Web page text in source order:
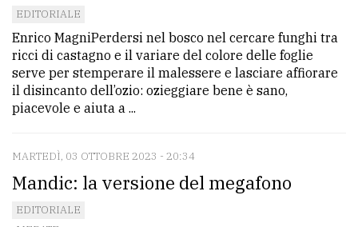
PRIVACY
Privacy
policy
EDITORIALE
Enrico MagniPerdersi nel bosco nel cercare funghi tra
ricci di castagno e il variare del colore delle foglie
serve per stemperare il malessere e lasciare affiorare
il disincanto dell’ozio: ozieggiare bene è sano,
piacevole e aiuta a ...
MARTEDÌ, 03 OTTOBRE 2023 - 20:34
Mandic: la versione del megafono
EDITORIALE